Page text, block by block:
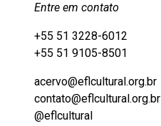
Entre em contato
+55 51 3228-6012
+55 51 9105-8501
acervo@eflcultural.org.br
contato@eflcultural.org.br
@eflcultural